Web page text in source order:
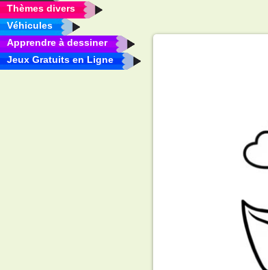
Thèmes divers
Véhicules
Apprendre à dessiner
Jeux Gratuits en Ligne